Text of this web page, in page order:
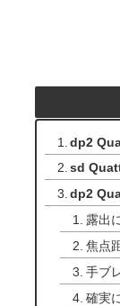
dp2
sd
dp2
露出
焦点
手ブ
確実